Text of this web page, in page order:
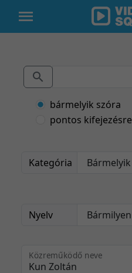
bármelyik szóra
pontos kifejezésre
Kategória
Nyelv
Közreműködő neve